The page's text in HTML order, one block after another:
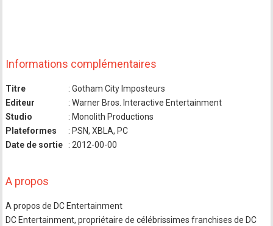
Informations complémentaires
Titre
: Gotham City Imposteurs
Editeur
: Warner Bros. Interactive Entertainment
Studio
: Monolith Productions
Plateformes
: PSN, XBLA, PC
Date de sortie
: 2012-00-00
A propos
A propos de DC Entertainment
DC Entertainment, propriétaire de célébrissimes franchises de DC